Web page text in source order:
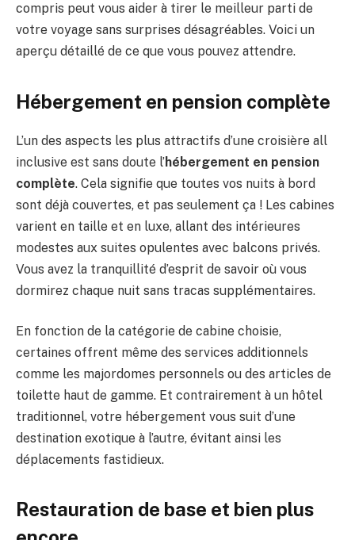
compris peut vous aider à tirer le meilleur parti de
votre voyage sans surprises désagréables. Voici un
aperçu détaillé de ce que vous pouvez attendre.
Hébergement en pension complète
L’un des aspects les plus attractifs d’une croisière all
inclusive est sans doute l’hébergement en pension
complète. Cela signifie que toutes vos nuits à bord
sont déjà couvertes, et pas seulement ça ! Les cabines
varient en taille et en luxe, allant des intérieures
modestes aux suites opulentes avec balcons privés.
Vous avez la tranquillité d’esprit de savoir où vous
dormirez chaque nuit sans tracas supplémentaires.
En fonction de la catégorie de cabine choisie,
certaines offrent même des services additionnels
comme les majordomes personnels ou des articles de
toilette haut de gamme. Et contrairement à un hôtel
traditionnel, votre hébergement vous suit d’une
destination exotique à l’autre, évitant ainsi les
déplacements fastidieux.
Restauration de base et bien plus